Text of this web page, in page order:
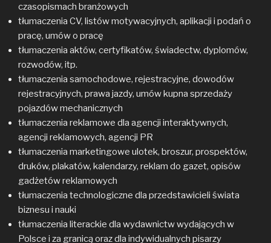
czasopismach branżowych
tłumaczenia CV, listów motywacyjnych, aplikacji i podań o
pracę, umów o pracę
tłumaczenia aktów, certyfikatów, świadectw, dyplomów,
rozwodów, itp.
tłumaczenia samochodowe, rejestracyjne, dowodów
rejestracyjnych, prawa jazdy, umów kupna sprzedaży
pojazdów mechanicznych
tłumaczenia reklamowe dla agencji interaktywnych,
agencji reklamowych, agencji PR
tłumaczenia marketingowe ulotek, broszur, prospektów,
druków, plakatów, kalendarzy, reklam do gazet, opisów
gadżetów reklamowych
tłumaczenia technologiczne dla przedstawicieli świata
biznesu i nauki
tłumaczenia literackie dla wydawnictw wydających w
Polsce i za granicą oraz dla indywidualnych pisarzy